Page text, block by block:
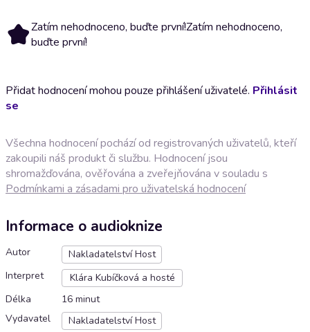
Zatím nehodnoceno, buďte první!Zatím nehodnoceno,
buďte první!
Přidat hodnocení mohou pouze přihlášení uživatelé. Přihlásit
se
Všechna hodnocení pochází od registrovaných uživatelů, kteří
zakoupili náš produkt či službu. Hodnocení jsou
shromažďována, ověřována a zveřejňována v souladu s
Podmínkami a zásadami pro uživatelská hodnocení
Informace o audioknize
Autor
Nakladatelství Host
Interpret
Klára Kubíčková a hosté
Délka
16 minut
Vydavatel
Nakladatelství Host